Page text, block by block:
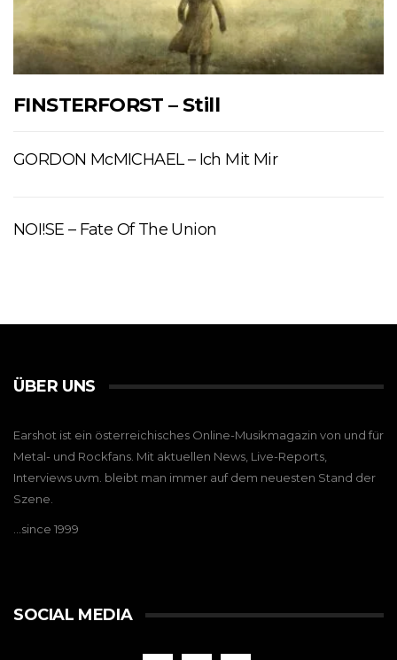
FINSTERFORST – Still
GORDON McMICHAEL – Ich Mit Mir
NOI!SE – Fate Of The Union
ÜBER UNS
Earshot ist ein österreichisches Online-Musikmagazin von und für
Metal- und Rockfans. Mit aktuellen News, Live-Reports,
Interviews uvm. bleibt man immer auf dem neuesten Stand der
Szene.
…since 1999
SOCIAL MEDIA